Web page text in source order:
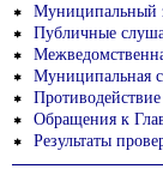
Муниципальный
Публичные
Муниципальная
Обращения к
Результаты